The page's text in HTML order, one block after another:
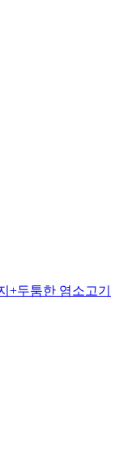
+두툼한 염소고기